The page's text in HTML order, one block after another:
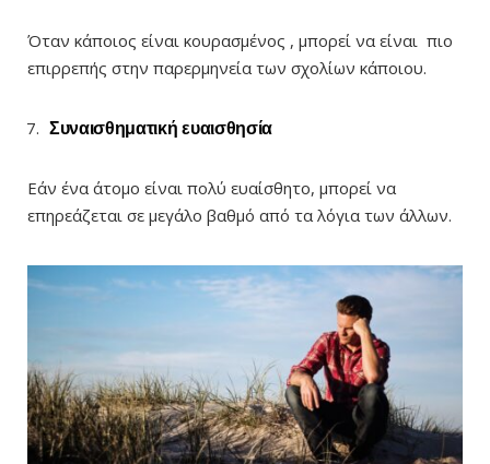
Όταν κάποιος είναι κουρασμένος , μπορεί να είναι πιο
επιρρεπής στην παρερμηνεία των σχολίων κάποιου.
Συναισθηματική ευαισθησία
Εάν ένα άτομο είναι πολύ ευαίσθητο, μπορεί να
επηρεάζεται σε μεγάλο βαθμό από τα λόγια των άλλων.